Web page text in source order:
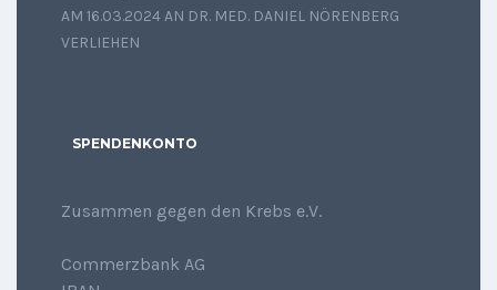
AM 16.03.2024 AN DR. MED. DANIEL NÖRENBERG
VERLIEHEN
SPENDENKONTO
Zusammen gegen den Krebs e.V.
Commerzbank AG